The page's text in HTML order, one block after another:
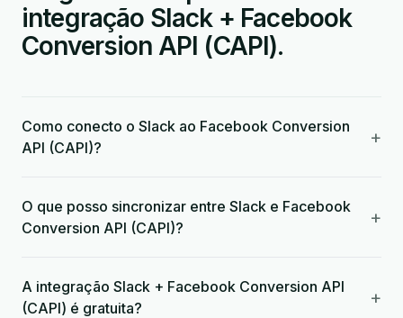
integração Slack + Facebook
Conversion API (CAPI).
Como conecto o Slack ao Facebook Conversion
API (CAPI)?
+
O que posso sincronizar entre Slack e Facebook
Conversion API (CAPI)?
+
A integração Slack + Facebook Conversion API
(CAPI) é gratuita?
+